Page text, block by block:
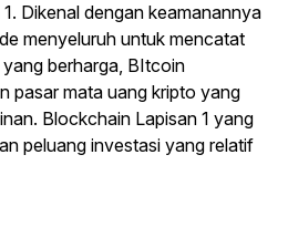
Dikenal dengan keamanannya
menyeluruh untuk mencatat
berharga, BItcoin
pasar mata uang kripto yang
Blockchain Lapisan 1 yang
peluang investasi yang relatif